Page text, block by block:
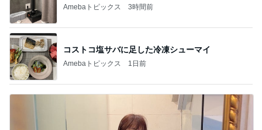
Amebaトピックス 3時間前
コストコ塩サバに足した冷凍シューマイ
Amebaトピックス 1日前